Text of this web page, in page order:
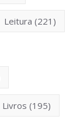
Leitura (221)
Livros (195)